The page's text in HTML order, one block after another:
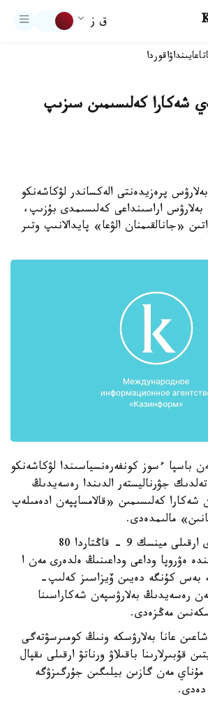
ق ز
تاعايىنداۋاقوردا
شەكارا كەلىسىمىن سىزىپ
پرەزيدەنتى الەكساندر لۋكاشەنكو
اراسىنداعى كەلىسىمدى بۇزىپ،
«جانالقىمنان الۋعا» پايدالانىپ وتىر
باسپا ءسوز كونفەرەنسياسىندا لۋكاشەنكو
جۋرناليستەر الدىندا رەسەيدىڭ
شەكارا كەلىسىمىن «قالامساپپەن ادەمىلەپ
مالىمدەدى.
لۋكاشەنكو بۇل ءسوزى ارقىلى مينسك 9 - قاڭتاردا 80
ەۋروپا وداعى وداعىنىڭ ەلدەرى مەن ا
بەس كۇنگە دەيىن ۆيزاسىز كەلىپ-
رەسەيدىڭ بەلارۋسپەن شەكاراسىنا
مەڭزەدى.
عانا بەلارۋسكە ونىڭ كومىرسۋتەگى
قۇبىرلارىنا باقىلاۋ ورناتۋ ارقىلى ىقپال
مەن گازىن بيلىگىن جۇرگىزۋگە
دەدى.